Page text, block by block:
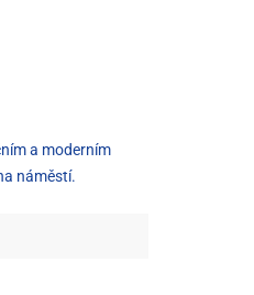
a moderním
náměstí.